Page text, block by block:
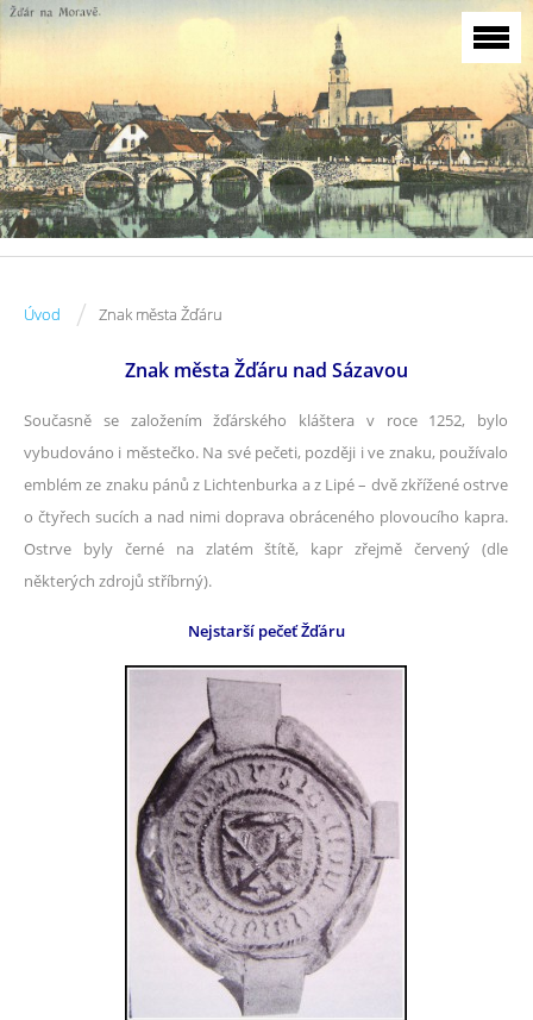
Úvod / Znak města Žďáru
Znak města Žďáru nad Sázavou
Současně se založením žďárského kláštera v roce 1252, bylo
vybudováno i městečko. Na své pečeti, později i ve znaku, používalo
emblém ze znaku pánů z Lichtenburka a z Lipé – dvě zkřížené ostrve
o čtyřech sucích a nad nimi doprava obráceného plovoucího kapra.
Ostrve byly černé na zlatém štítě, kapr zřejmě červený (dle
některých zdrojů stříbrný).
Nejstarší pečeť Žďáru